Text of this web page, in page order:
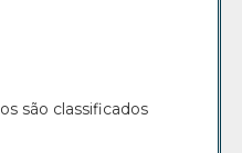
são classificados